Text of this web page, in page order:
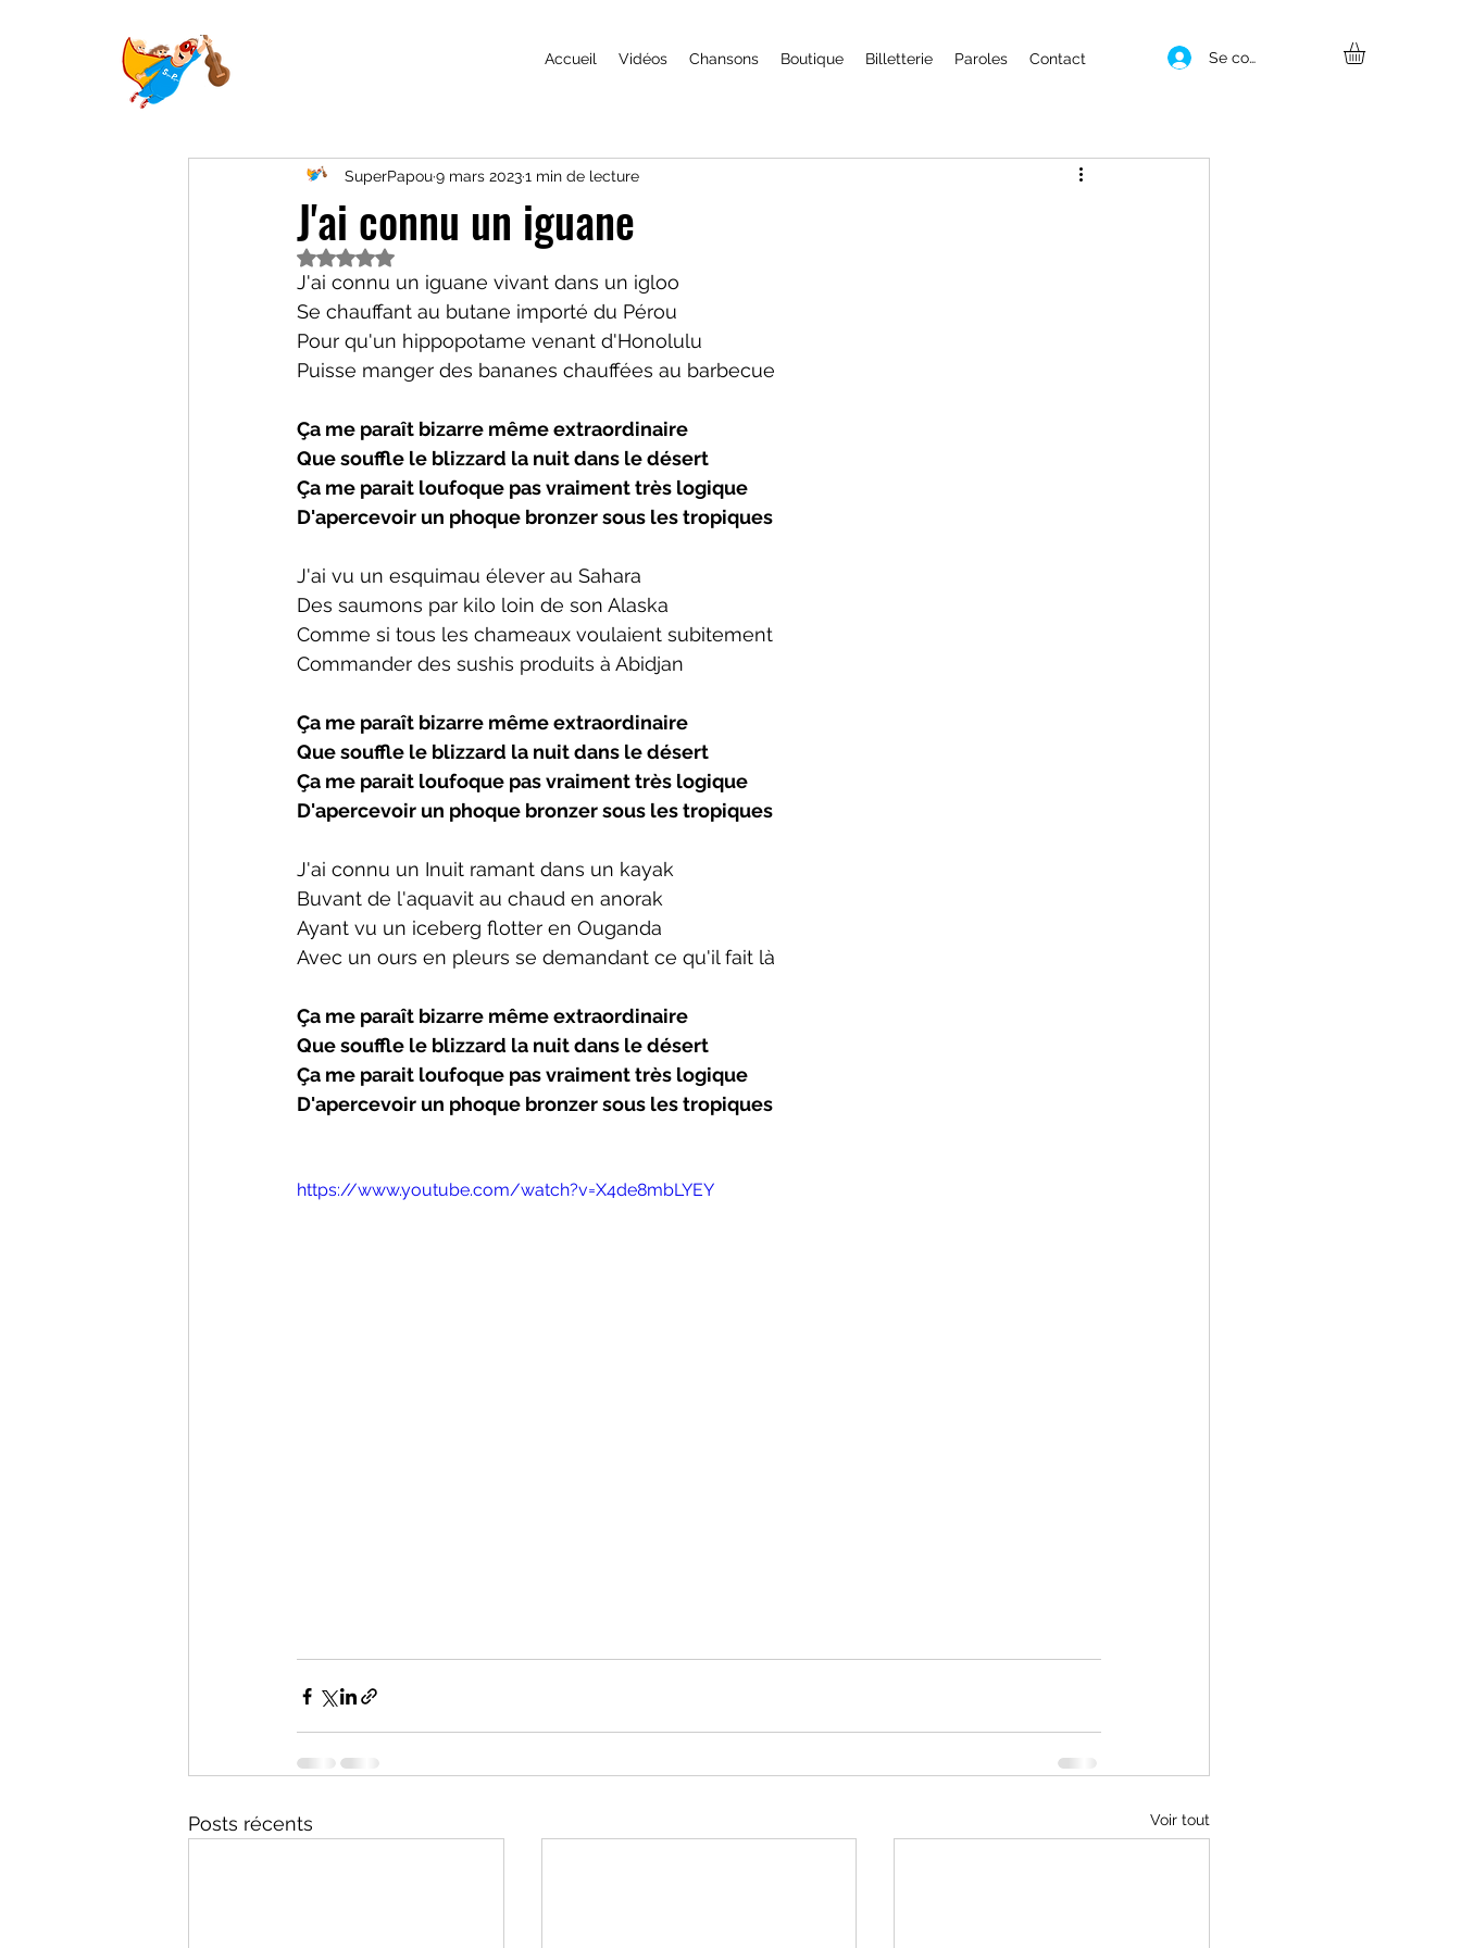
Accueil Vidéos Chansons Boutique Billetterie Paroles Contact Se connecter
J'ai connu un iguane
SuperPapou9 mars 20231 min de lecture
Noté NaN étoiles sur 5.
J'ai connu un iguane vivant dans un igloo
Se chauffant au butane importé du Pérou
Pour qu'un hippopotame venant d'Honolulu
Puisse manger des bananes chauffées au barbecue
Ça me paraît bizarre même extraordinaire
Que souffle le blizzard la nuit dans le désert
Ça me parait loufoque pas vraiment très logique
D'apercevoir un phoque bronzer sous les tropiques
J'ai vu un esquimau élever au Sahara
Des saumons par kilo loin de son Alaska
Comme si tous les chameaux voulaient subitement
Commander des sushis produits à Abidjan
Ça me paraît bizarre même extraordinaire
Que souffle le blizzard la nuit dans le désert
Ça me parait loufoque pas vraiment très logique
D'apercevoir un phoque bronzer sous les tropiques
J'ai connu un Inuit ramant dans un kayak
Buvant de l'aquavit au chaud en anorak
Ayant vu un iceberg flotter en Ouganda
Avec un ours en pleurs se demandant ce qu'il fait là
Ça me paraît bizarre même extraordinaire
Que souffle le blizzard la nuit dans le désert
Ça me parait loufoque pas vraiment très logique
D'apercevoir un phoque bronzer sous les tropiques
https://www.youtube.com/watch?v=X4de8mbLYEY
Posts récents Voir tout